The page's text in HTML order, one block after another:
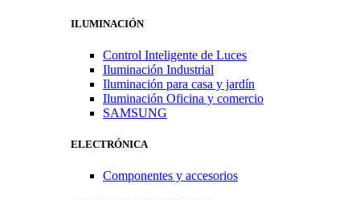
ILUMINACIÓN
Control Inteligente de Luces
Iluminación Industrial
Iluminación para casa y jardín
Iluminación Oficina y comercio
SAMSUNG
ELECTRÓNICA
Componentes y accesorios